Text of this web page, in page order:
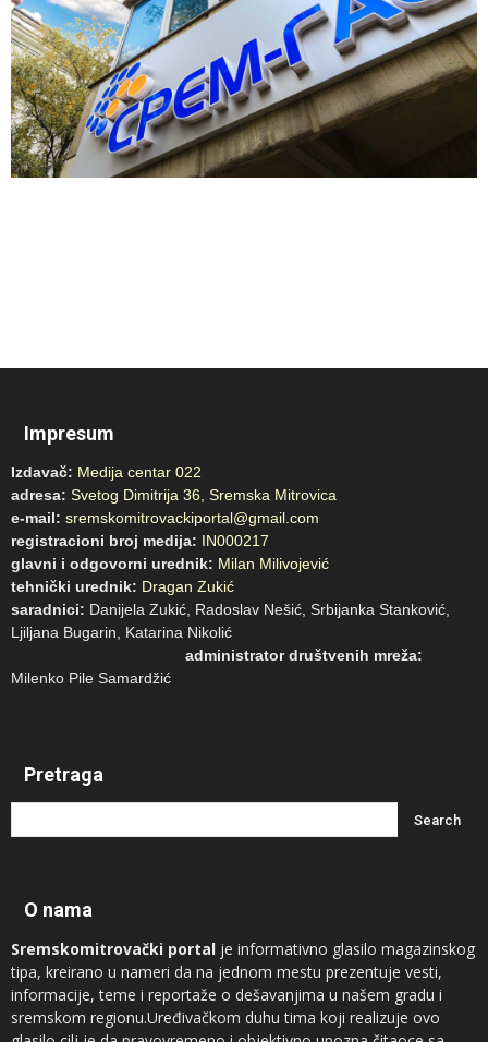
Impresum
Izdavač: Medija centar 022
adresa: Svetog Dimitrija 36, Sremska Mitrovica
e-mail: sremskomitrovackiportal@gmail.com
registracioni broj medija: IN000217
glavni i odgovorni urednik: Milan Milivojević
tehnički urednik: Dragan Zukić
saradnici: Danijela Zukić, Radoslav Nešić, Srbijanka Stanković,
Ljiljana Bugarin, Katarina Nikolić
administrator društvenih mreža:
Milenko Pile Samardžić
Pretraga
O nama
Sremskomitrovački portal je informativno glasilo magazinskog
tipa, kreirano u nameri da na jednom mestu prezentuje vesti,
informacije, teme i reportaže o dešavanjima u našem gradu i
sremskom regionu.Uređivačkom duhu tima koji realizuje ovo